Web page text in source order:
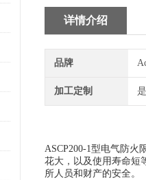
详情介绍
品牌
加工定制
ASCP200-1型电气防
花大，以及使用寿命短
所人员和财产的安全。